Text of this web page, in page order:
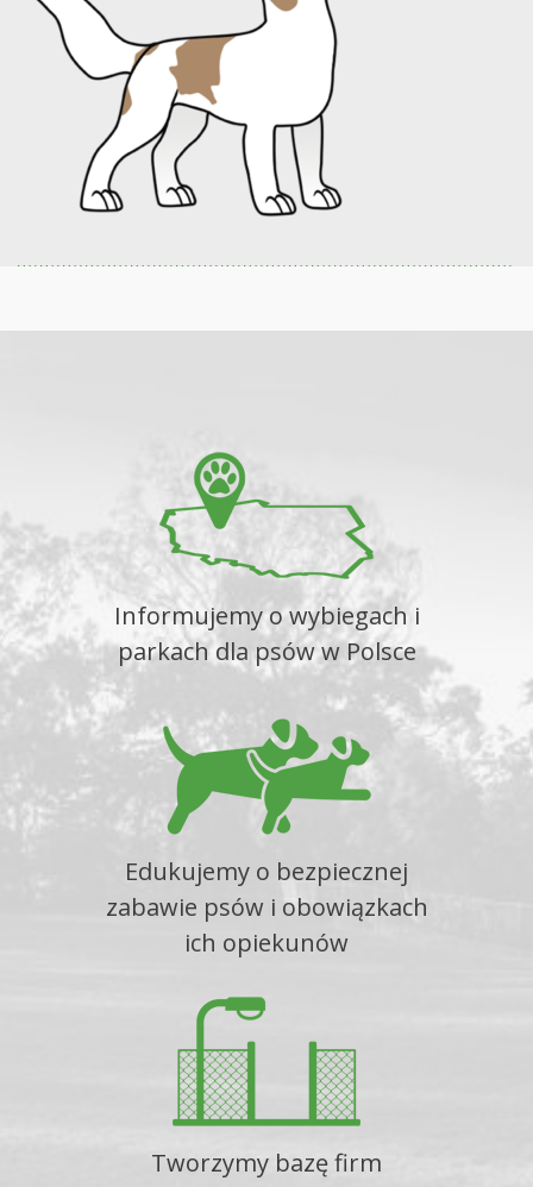
Informujemy o wybiegach i
parkach dla psów w Polsce
Edukujemy o bezpiecznej
zabawie psów i obowiązkach
ich opiekunów
Tworzymy bazę firm